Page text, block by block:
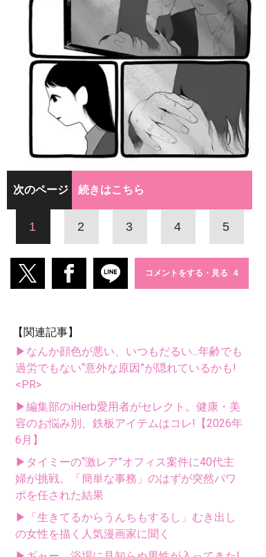
次のページ 続きはこちら
1 2 3 4 5
コメントをする・見る
【関連記事】
▶なんか顔色が悪い、いつもだるい...年齢でも
過労でもない“意外な原因”が隠れているかも!
<PR>
▶編集部のiHerb愛用者がセレクト。健康・美
容のお悩み別、鉄板アイテムはコレ!【2026年
6月】
▶タイミーの“激レア”オフィス案件に40代主
婦が挑戦。「簡単な事務」のはずが突然パワ
ポを任された結果
▶「生きてるからうんちもするし」むき出し
の女性を描く人気漫画家に聞く